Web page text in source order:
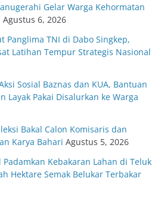
Gelar Warga Kehormatan
Agustus 6, 2026
Panglima TNI di Dabo Singkep,
Latihan Tempur Strategis Nasional
Sosial Baznas dan KUA, Bantuan
Layak Pakai Disalurkan ke Warga
Bakal Calon Komisaris dan
Karya Bahari Agustus 5, 2026
Kebakaran Lahan di Teluk
Hektare Semak Belukar Terbakar